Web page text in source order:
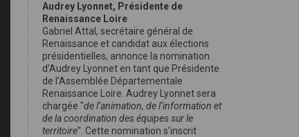
Audrey Lyonnet, Présidente de
Renaissance Loire
Gabriel Attal, secrétaire général de
Renaissance et candidat aux élections
présidentielles, annonce la nomination
d’Audrey Lyonnet en tant que Présidente
de l’Assemblée Départementale
Renaissance Loire. Audrey Lyonnet sera
chargée "de l’animation, de l’information et
de la coordination des équipes sur le
territoire". Cette nomination s’inscrit